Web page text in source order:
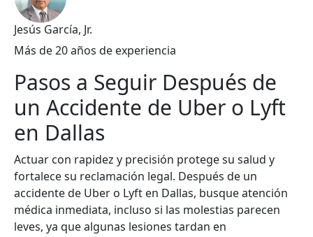
Jesús García, Jr.
Más de 20 años de experiencia
Pasos a Seguir Después de
un Accidente de Uber o Lyft
en Dallas
Actuar con rapidez y precisión protege su salud y
fortalece su reclamación legal. Después de un
accidente de Uber o Lyft en Dallas, busque atención
médica inmediata, incluso si las molestias parecen
leves, ya que algunas lesiones tardan en